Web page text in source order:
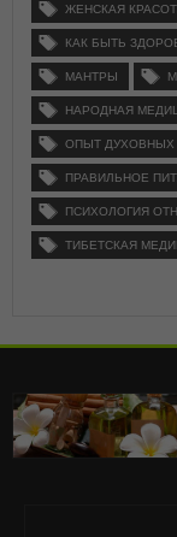
ЖЕНСКАЯ
КАК БЫТЬ
МАНТРЫ
НАРОДНАЯ
ОПЫТ ДУХОВНЫХ
ПРАВИЛЬНОЕ
ПСИХОЛОГИЯ
ТИБЕТСКАЯ